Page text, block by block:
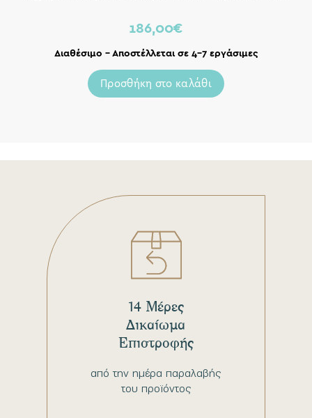
186,00€
Διαθέσιμο – Αποστέλλεται σε 4-7 εργάσιμες
Προσθήκη στο καλάθι
από την ημέρα παραλαβής
του προϊόντος
14 Μέρες
Δικαίωμα
Επιστροφής